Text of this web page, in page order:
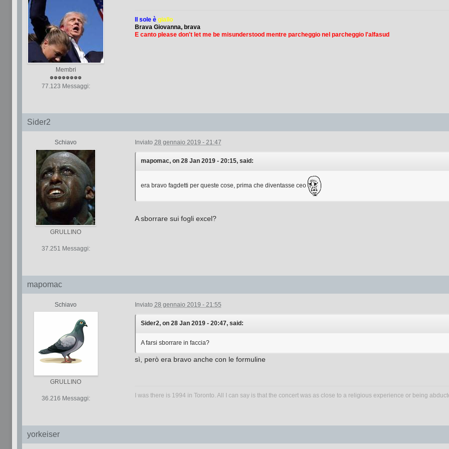
Membri
77.123 Messaggi:
Il sole è giallo
Brava Giovanna, brava
E canto please don't let me be misunderstood mentre parcheggio nel parcheggio l'alfasud
Sider2
Schiavo
GRULLINO
37.251 Messaggi:
Inviato 28 gennaio 2019 - 21:47
mapomac, on 28 Jan 2019 - 20:15, said:
era bravo fagdetti per queste cose, prima che diventasse ceo
A sborrare sui fogli excel?
mapomac
Schiavo
GRULLINO
36.216 Messaggi:
Inviato 28 gennaio 2019 - 21:55
Sider2, on 28 Jan 2019 - 20:47, said:
A farsi sborrare in faccia?
sì, però era bravo anche con le formuline
I was there is 1994 in Toronto. All I can say is that the concert was as close to a religious experience or being
yorkeiser